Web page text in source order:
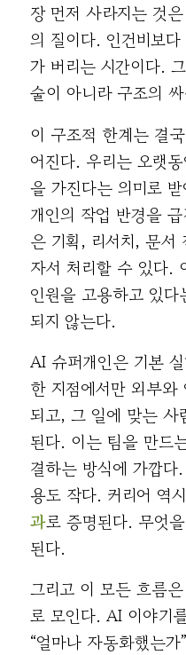
장 먼저 사라지는 것
의 질이다. 인건비보
가 버리는 시간이다.
술이 아니라 구조의
이 구조적 한계는 결
어진다. 우리는 오랫
을 가진다는 의미로
개인의 작업 반경을
은 기획, 리서치, 문서
자서 처리할 수 있다.
인원을 고용하고 있
되지 않는다.
AI 슈퍼개인은 기본
한 지점에서만 외부와
되고, 그 일에 맞는 사
된다. 이는 팀을 만드
결하는 방식에 가깝
용도 작다. 커리어 역
과로 증명된다. 무엇
된다.
그리고 이 모든 흐름
로 모인다. AI 이야기
“얼마나 자동화했는